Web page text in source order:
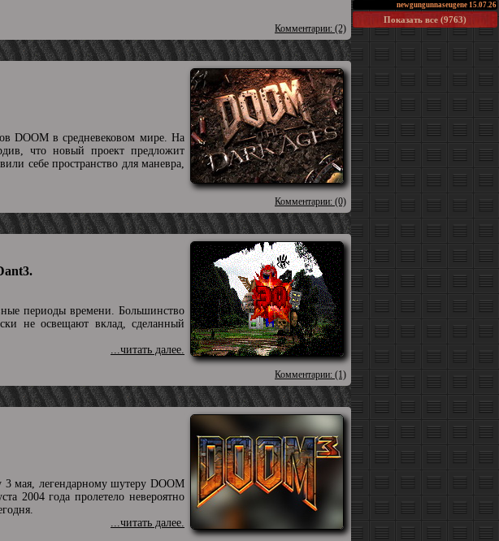
Комментарии: (2)
DOOM в средневековом мире. На
что новый проект предложит
себе пространство для маневра,
Комментарии: (0)
периоды времени. Большинство
не освещают вклад, сделанный
...читать далее.
Комментарии: (1)
3 мая, легендарному шутеру DOOM
2004 года пролетело невероятно
...читать далее.
newgungunnaseugene 15.07.26
Показать все (9763)